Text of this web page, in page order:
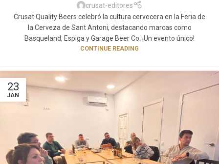
crusat-editores
Crusat Quality Beers celebró la cultura cervecera en la Feria de
la Cerveza de Sant Antoni, destacando marcas como
Basqueland, Espiga y Garage Beer Co. ¡Un evento único!
CONTINUE READING
23
JAN